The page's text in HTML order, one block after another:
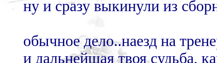
ну и сразу выкинули из
обычное дело..наезд на
и дальнейшая твоя судьба,